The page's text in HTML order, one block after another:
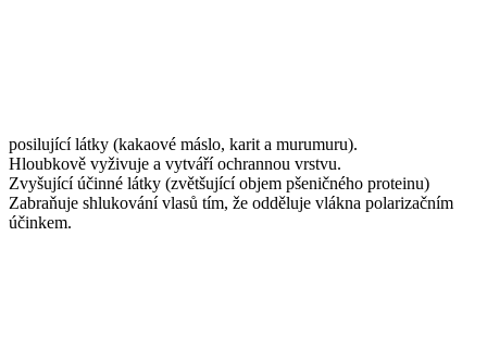
posilující látky (kakaové máslo, karit a murumuru).
Hloubkově vyživuje a vytváří ochrannou vrstvu.
Zvyšující účinné látky (zvětšující objem pšeničného proteinu)
Zabraňuje shlukování vlasů tím, že odděluje vlákna polarizačním
účinkem.